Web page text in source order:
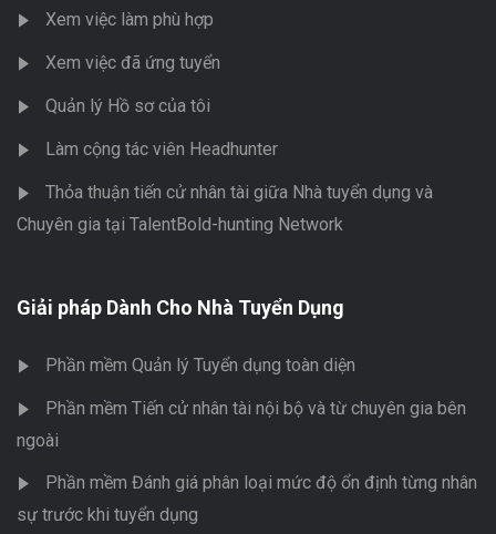
Xem việc làm phù hợp
Xem việc đã ứng tuyển
Quản lý Hồ sơ của tôi
Làm cộng tác viên Headhunter
Thỏa thuận tiến cử nhân tài giữa Nhà tuyển dụng và
Chuyên gia tại TalentBold-hunting Network
Giải pháp Dành Cho Nhà Tuyển Dụng
Phần mềm Quản lý Tuyển dụng toàn diện
Phần mềm Tiến cử nhân tài nội bộ và từ chuyên gia bên
ngoài
Phần mềm Đánh giá phân loại mức độ ổn định từng nhân
sự trước khi tuyển dụng